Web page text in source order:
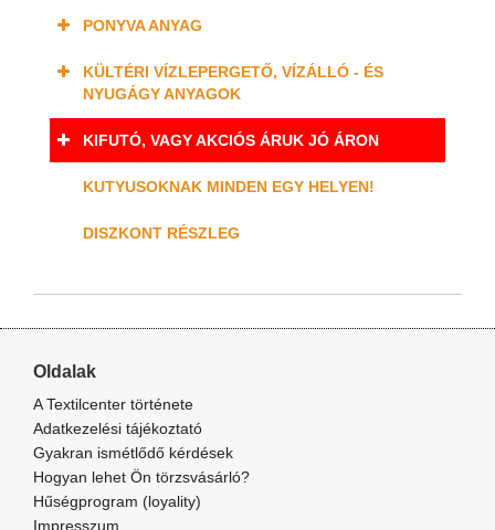
PONYVA ANYAG
KÜLTÉRI VÍZLEPERGETŐ, VÍZÁLLÓ - ÉS
NYUGÁGY ANYAGOK
KIFUTÓ, VAGY AKCIÓS ÁRUK JÓ ÁRON
KUTYUSOKNAK MINDEN EGY HELYEN!
DISZKONT RÉSZLEG
Oldalak
A Textilcenter története
Adatkezelési tájékoztató
Gyakran ismétlődő kérdések
Hogyan lehet Ön törzsvásárló?
Hűségprogram (loyality)
Impresszum